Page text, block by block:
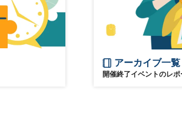
アーカイブ一覧
開催終了イベントのレ